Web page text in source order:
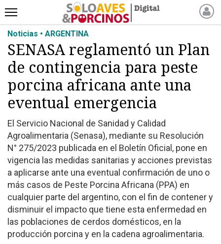
INICIO
NOTICIAS RECIENTES
NOTICIAS
ARTÍCULOS
PRODUCCIÓN
PROCESO
PRODUCTO
NUEVOS PRODUCTOS
MARKETPLACE
REVISTAS
EVENTOS Y
CAPACITACIONES
DIRECTORIO
CALENDARIO
Noticias • ARGENTINA
SENASA reglamentó un Plan
de contingencia para peste
porcina africana ante una
eventual emergencia
El Servicio Nacional de Sanidad y Calidad
Agroalimentaria (Senasa), mediante su Resolución
N° 275/2023 publicada en el Boletín Oficial, pone en
vigencia las medidas sanitarias y acciones previstas
a aplicarse ante una eventual confirmación de uno o
más casos de Peste Porcina Africana (PPA) en
cualquier parte del argentino, con el fin de contener y
disminuir el impacto que tiene esta enfermedad en
las poblaciones de cerdos domésticos, en la
producción porcina y en la cadena agroalimentaria.